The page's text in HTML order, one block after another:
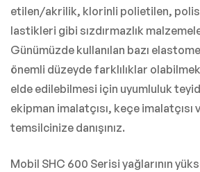
etilen/akrilik, klorinli polietilen,
lastikleri gibi sızdırmazlık
Günümüzde kullanılan bazı
önemli düzeyde farklılıklar
elde edilebilmesi için uyumluluk
ekipman imalatçısı, keçe imalatçısı
temsilcinize danışınız.
Mobil SHC 600 Serisi yağlarının